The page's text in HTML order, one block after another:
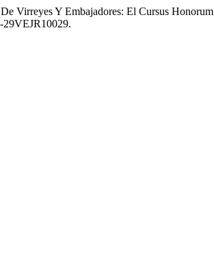
Virreyes Y Embajadores: El Cursus
29VEJR10029.